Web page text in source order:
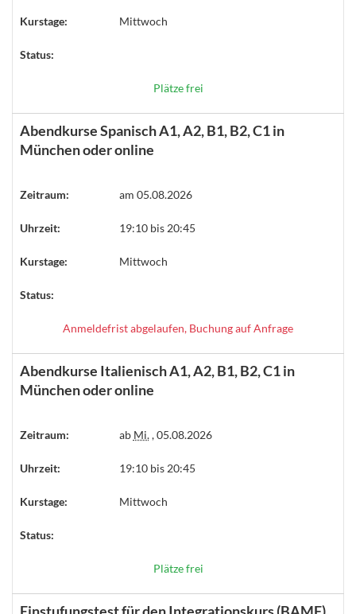
Kurstage: Mittwoch
Status:
Plätze frei
Abendkurse Spanisch A1, A2, B1, B2, C1 in
München oder online
Zeitraum: am 05.08.2026
Uhrzeit: 19:10 bis 20:45
Kurstage: Mittwoch
Status:
Anmeldefrist abgelaufen, Buchung auf Anfrage
Abendkurse Italienisch A1, A2, B1, B2, C1 in
München oder online
Zeitraum: ab Mi., 05.08.2026
Uhrzeit: 19:10 bis 20:45
Kurstage: Mittwoch
Status:
Plätze frei